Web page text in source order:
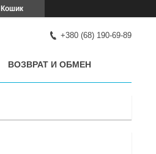
Кошик
+380 (68) 190-69-89
ВОЗВРАТ И ОБМЕН